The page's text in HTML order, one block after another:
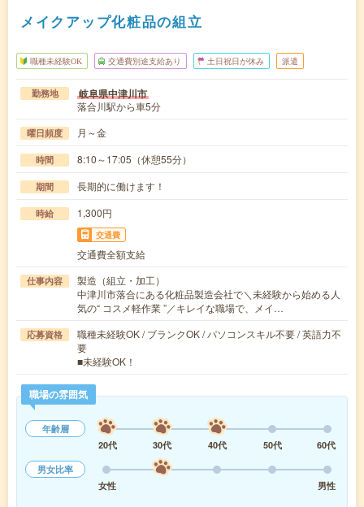
メイクアップ化粧品の組立
職種未経験OK 交通費別途支給あり 土日祝日が休み 派遣
勤務地 岐阜県中津川市
落合川駅から車5分
曜日頻度 月～金
時間 8:10～17:05（休憩55分）
期間 長期的に働けます！
時給 1,300円
交通費
交通費全額支給
仕事内容
製造（組立・加工）
中津川市落合にある化粧品製造会社で＼未経験から始める人
気の“ コスメ軽作業 ”／キレイな職場で、メイ…
応募資格
職種未経験OK / ブランクOK / パソコンスキル不要 / 英語力不
要
■未経験OK！
職場の雰囲気
年齢層
20代
30代 40代 50代
60代
男女比率
女性
男性